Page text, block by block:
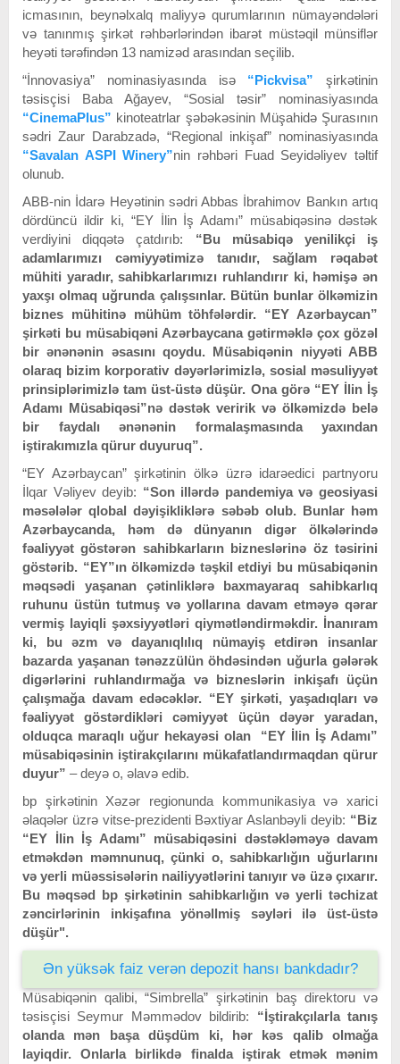
icmasının, beynəlxalq maliyyə qurumlarının nümayəndələri
və tanınmış şirkət rəhbərlərindən ibarət müstəqil münsiflər
heyəti tərəfindən 13 namizəd arasından seçilib.
“İnnovasiya” nominasiyasında isə “Pickvisa” şirkətinin
təsisçisi Baba Ağayev, “Sosial təsir” nominasiyasında
“CinemaPlus” kinoteatrlar şəbəkəsinin Müşahidə Şurasının
sədri Zaur Darabzadə, “Regional inkişaf” nominasiyasında
“Savalan ASPI Winery”nin rəhbəri Fuad Seyidəliyev təltif
olunub.
ABB-nin İdarə Heyətinin sədri Abbas İbrahimov Bankın artıq
dördüncü ildir ki, “EY İlin İş Adamı” müsabiqəsinə dəstək
verdiyini diqqətə çatdırıb: “Bu müsabiqə yenilikçi iş
adamlarımızı cəmiyyətimizə tanıdır, sağlam rəqabət
mühiti yaradır, sahibkarlarımızı ruhlandırır ki, həmişə ən
yaxşı olmaq uğrunda çalışsınlar. Bütün bunlar ölkəmizin
biznes mühitinə mühüm töhfələrdir. “EY Azərbaycan”
şirkəti bu müsabiqəni Azərbaycana gətirməklə çox gözəl
bir ənənənin əsasını qoydu. Müsabiqənin niyyəti ABB
olaraq bizim korporativ dəyərlərimizlə, sosial məsuliyyət
prinsiplərimizlə tam üst-üstə düşür. Ona görə “EY İlin İş
Adamı Müsabiqəsi”nə dəstək veririk və ölkəmizdə belə
bir faydalı ənənənin formalaşmasında yaxından
iştirakımızla qürur duyuruq”.
“EY Azərbaycan” şirkətinin ölkə üzrə idarəedici partnyoru
İlqar Vəliyev deyib: “Son illərdə pandemiya və geosiyasi
məsələlər qlobal dəyişikliklərə səbəb olub. Bunlar həm
Azərbaycanda, həm də dünyanın digər ölkələrində
fəaliyyət göstərən sahibkarların bizneslərinə öz təsirini
göstərib. “EY”ın ölkəmizdə təşkil etdiyi bu müsabiqənin
məqsədi yaşanan çətinliklərə baxmayaraq sahibkarlıq
ruhunu üstün tutmuş və yollarına davam etməyə qərar
vermiş layiqli şəxsiyyətləri qiymətləndirməkdir. İnanıram
ki, bu əzm və dayanıqlılıq nümayiş etdirən insanlar
bazarda yaşanan tənəzzülün öhdəsindən uğurla gələrək
digərlərini ruhlandırmağa və bizneslərin inkişafı üçün
çalışmağa davam edəcəklər. “EY şirkəti, yaşadıqları və
fəaliyyət göstərdikləri cəmiyyət üçün dəyər yaradan,
olduqca maraqlı uğur hekayəsi olan “EY İlin İş Adamı”
müsabiqəsinin iştirakçılarını mükafatlandırmaqdan qürur
duyur” – deyə o, əlavə edib.
bp şirkətinin Xəzər regionunda kommunikasiya və xarici
əlaqələr üzrə vitse-prezidenti Bəxtiyar Aslanbəyli deyib: “Biz
“EY İlin İş Adamı” müsabiqəsini dəstəkləməyə davam
etməkdən məmnunuq, çünki o, sahibkarlığın uğurlarını
və yerli müəssisələrin nailiyyətlərini tanıyır və üzə çıxarır.
Bu məqsəd bp şirkətinin sahibkarlığın və yerli təchizat
zəncirlərinin inkişafına yönəllmiş səyləri ilə üst-üstə
düşür".
Ən yüksək faiz verən depozit hansı bankdadır?
Müsabiqənin qalibi, “Simbrella” şirkətinin baş direktoru və
təsisçisi Seymur Məmmədov bildirib: “İştirakçılarla tanış
olanda mən başa düşdüm ki, hər kəs qalib olmağa
layiqdir. Onlarla birlikdə finalda iştirak etmək mənim